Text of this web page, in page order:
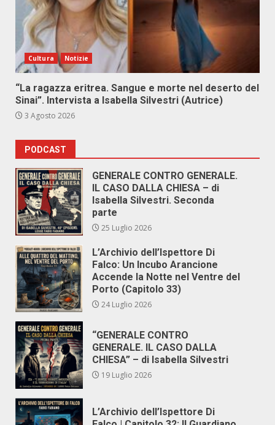
Cultura Notizie
“La ragazza eritrea. Sangue e morte nel deserto del
Sinai”. Intervista a Isabella Silvestri (Autrice)
3 Agosto 2026
PODCAST
GENERALE CONTRO GENERALE.
IL CASO DALLA CHIESA – di
Isabella Silvestri. Seconda
parte
25 Luglio 2026
L’Archivio dell’Ispettore Di
Falco: Un Incubo Arancione
Accende la Notte nel Ventre del
Porto (Capitolo 33)
24 Luglio 2026
“GENERALE CONTRO
GENERALE. IL CASO DALLA
CHIESA” – di Isabella Silvestri
19 Luglio 2026
L’Archivio dell’Ispettore Di